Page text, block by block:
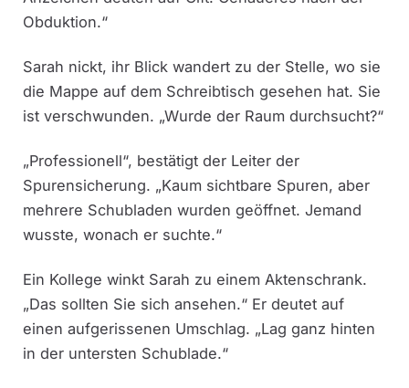
Obduktion.“
Sarah nickt, ihr Blick wandert zu der Stelle, wo sie
die Mappe auf dem Schreibtisch gesehen hat. Sie
ist verschwunden. „Wurde der Raum durchsucht?“
„Professionell“, bestätigt der Leiter der
Spurensicherung. „Kaum sichtbare Spuren, aber
mehrere Schubladen wurden geöffnet. Jemand
wusste, wonach er suchte.“
Ein Kollege winkt Sarah zu einem Aktenschrank.
„Das sollten Sie sich ansehen.“ Er deutet auf
einen aufgerissenen Umschlag. „Lag ganz hinten
in der untersten Schublade.“